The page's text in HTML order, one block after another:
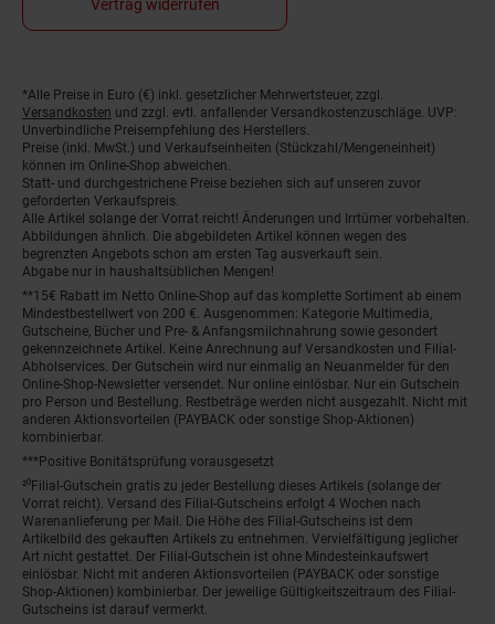
Vertrag widerrufen
Fußnoten
*Alle Preise in Euro (€) inkl. gesetzlicher Mehrwertsteuer, zzgl.
Versandkosten und zzgl. evtl. anfallender Versandkostenzuschläge. UVP:
Unverbindliche Preisempfehlung des Herstellers.
Preise (inkl. MwSt.) und Verkaufseinheiten (Stückzahl/Mengeneinheit)
können im Online-Shop abweichen.
Statt- und durchgestrichene Preise beziehen sich auf unseren zuvor
geforderten Verkaufspreis.
Alle Artikel solange der Vorrat reicht! Änderungen und Irrtümer vorbehalten.
Abbildungen ähnlich. Die abgebildeten Artikel können wegen des
begrenzten Angebots schon am ersten Tag ausverkauft sein.
Abgabe nur in haushaltsüblichen Mengen!
**15€ Rabatt im Netto Online-Shop auf das komplette Sortiment ab einem
Mindestbestellwert von 200 €. Ausgenommen: Kategorie Multimedia,
Gutscheine, Bücher und Pre- & Anfangsmilchnahrung sowie gesondert
gekennzeichnete Artikel. Keine Anrechnung auf Versandkosten und Filial-
Abholservices. Der Gutschein wird nur einmalig an Neuanmelder für den
Online-Shop-Newsletter versendet. Nur online einlösbar. Nur ein Gutschein
pro Person und Bestellung. Restbeträge werden nicht ausgezahlt. Nicht mit
anderen Aktionsvorteilen (PAYBACK oder sonstige Shop-Aktionen)
kombinierbar.
***Positive Bonitätsprüfung vorausgesetzt
²⁰Filial-Gutschein gratis zu jeder Bestellung dieses Artikels (solange der
Vorrat reicht). Versand des Filial-Gutscheins erfolgt 4 Wochen nach
Warenanlieferung per Mail. Die Höhe des Filial-Gutscheins ist dem
Artikelbild des gekauften Artikels zu entnehmen. Vervielfältigung jeglicher
Art nicht gestattet. Der Filial-Gutschein ist ohne Mindesteinkaufswert
einlösbar. Nicht mit anderen Aktionsvorteilen (PAYBACK oder sonstige
Shop-Aktionen) kombinierbar. Der jeweilige Gültigkeitszeitraum des Filial-
Gutscheins ist darauf vermerkt.